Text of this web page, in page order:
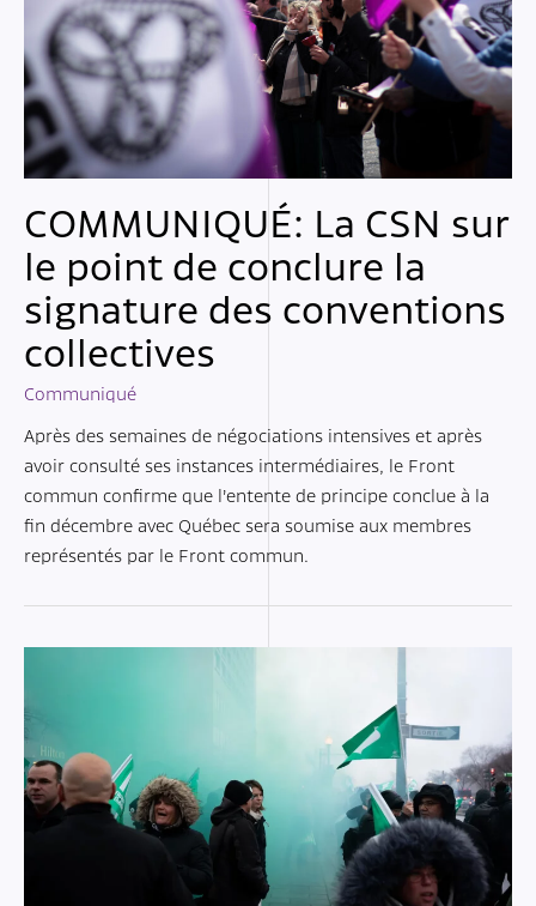
COMMUNIQUÉ: La CSN sur
le point de conclure la
signature des conventions
collectives
Communiqué
Après des semaines de négociations intensives et après
avoir consulté ses instances intermédiaires, le Front
commun confirme que l’entente de principe conclue à la
fin décembre avec Québec sera soumise aux membres
représentés par le Front commun.